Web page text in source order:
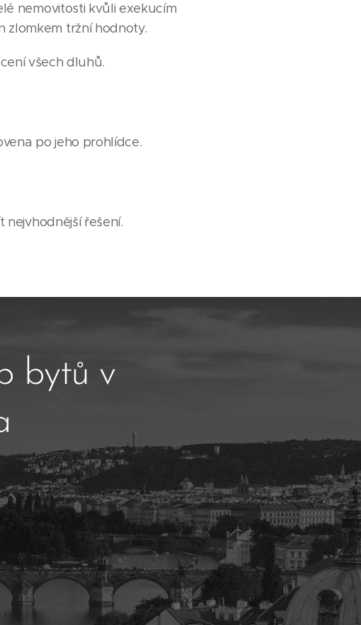
nemovitosti kvůli exekucím
zlomkem tržní hodnoty.
všech dluhů.
po jeho prohlídce.
nejvhodnější řešení.
bytů v